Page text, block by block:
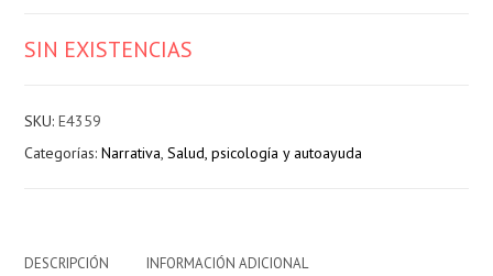
SIN EXISTENCIAS
SKU:E4359
Categorías:Narrativa,Salud, psicología y autoayuda
DESCRIPCIÓN INFORMACIÓN ADICIONAL